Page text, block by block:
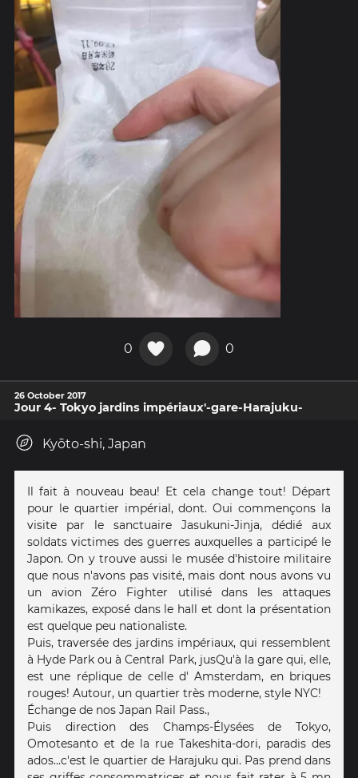
0 0
26 October 2017
Jour 4- Tokyo jardins impériaux'-gare-Harajuku-
Kyōto-shi, Japan
Il fait à nouveau beau! Et cela change tout! Départ
pour le quartier impérial, dont. Oui commençons la
visite par le sanctuaire Jasukuni-Jinja, dédié aux
soldats victimes des guerres auxquelles a participé le
Japon. On y trouve aussi le musée d'histoire militaire
que nous n'avons pas visité, mais dont nous avons vu
un avion Zéro Fighter utilisé dans les attaques
kamikazes, exposé dans le hall et dont la présentation
est quelque peu nationaliste.
Puis, traversée des jardins impériaux, qui ressemblent
à Hyde Park ou à Central Park, jusQu'à la gare qui, elle,
est une réplique de celle d' Amsterdam, en briques
rouges! Autour, un quartier très moderne, style NYC!
Échange de nos Japan Rail Pass.,
Puis direction des Champs-Élysées de Tokyo,
Omotesanto et de la rue Takeshita-dori, paradis des
ados...c'est le quartier de Harajuku qui. Pas prend dans